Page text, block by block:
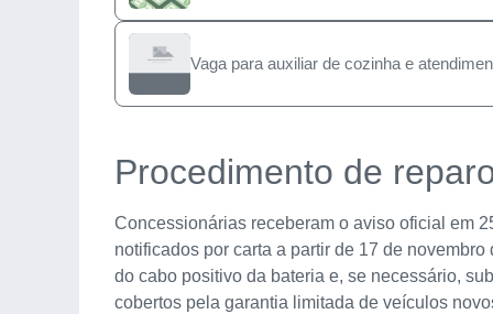
Vaga para auxiliar de cozinha e
Procedimento de
Concessionárias receberam o aviso oficial em
notificados por carta a partir de 17 de
do cabo positivo da bateria e, se necessário,
cobertos pela garantia limitada de veículos